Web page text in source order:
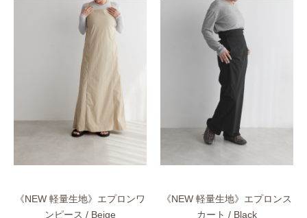
《NEW 軽量生地》エプロンワ
ンピース / Beige
《NEW 軽量生地》エプロンス
カート / Black